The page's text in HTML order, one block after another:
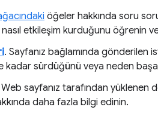
öğeler hakkında soru
etkileşim kurduğunu öğrenin
. Sayfanız bağlamında gönderilen
kadar sürdüğünü veya neden
Web sayfanız tarafından yüklenen
daha fazla bilgi edinin.